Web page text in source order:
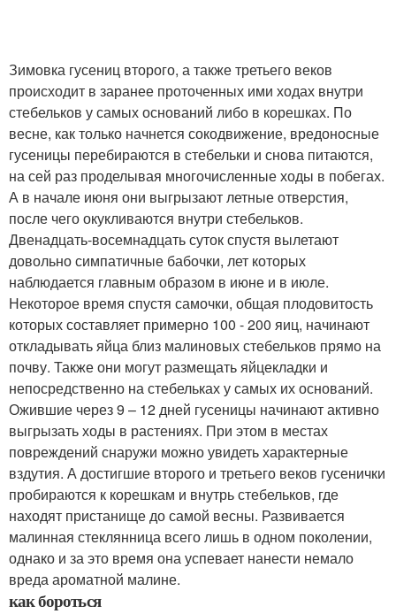
Зимовка гусениц второго, а также третьего веков
происходит в заранее проточенных ими ходах внутри
стебельков у самых оснований либо в корешках. По
весне, как только начнется сокодвижение, вредоносные
гусеницы перебираются в стебельки и снова питаются,
на сей раз проделывая многочисленные ходы в побегах.
А в начале июня они выгрызают летные отверстия,
после чего окукливаются внутри стебельков.
Двенадцать-восемнадцать суток спустя вылетают
довольно симпатичные бабочки, лет которых
наблюдается главным образом в июне и в июле.
Некоторое время спустя самочки, общая плодовитость
которых составляет примерно 100 - 200 яиц, начинают
откладывать яйца близ малиновых стебельков прямо на
почву. Также они могут размещать яйцекладки и
непосредственно на стебельках у самых их оснований.
Ожившие через 9 – 12 дней гусеницы начинают активно
выгрызать ходы в растениях. При этом в местах
повреждений снаружи можно увидеть характерные
вздутия. А достигшие второго и третьего веков гусенички
пробираются к корешкам и внутрь стебельков, где
находят пристанище до самой весны. Развивается
малинная стеклянница всего лишь в одном поколении,
однако и за это время она успевает нанести немало
вреда ароматной малине.
как бороться